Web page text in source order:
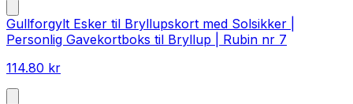
Gullforgylt Esker til Bryllupskort med Solsikker |
Personlig Gavekortboks til Bryllup | Rubin nr 7
114.80 kr